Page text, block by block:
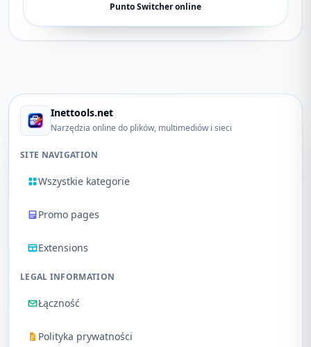
Punto Switcher online
Inettools.net
Narzędzia online do plików, multimediów i sieci
SITE NAVIGATION
Wszystkie kategorie
Promo pages
Extensions
LEGAL INFORMATION
Łączność
Polityka prywatności